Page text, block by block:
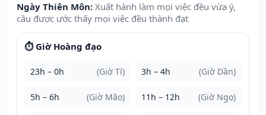
Ngày Thiên Môn: Xuất hành làm mọi việc đều vừa ý,
cầu được ước thấy mọi việc đều thành đạt
⏱️ Giờ Hoàng đạo
23h – 0h (Giờ Tí) 3h – 4h (Giờ Dần)
5h – 6h (Giờ Mão) 11h – 12h (Giờ Ngọ)